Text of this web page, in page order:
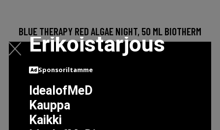
BLUE THERAPY RED ALGAE NIGHT, 50 ML BIOTHERM
KASVOVOITEET
64.5 EUR
LISÄTIETOJA
Erikoistarjous
Sponsoriltamme
IdealofMeD
Kauppa
Kaikki